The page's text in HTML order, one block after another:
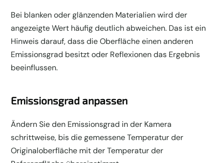
Bei blanken oder glänzenden Materialien wird der
angezeigte Wert häufig deutlich abweichen. Das ist ein
Hinweis darauf, dass die Oberfläche einen anderen
Emissionsgrad besitzt oder Reflexionen das Ergebnis
beeinflussen.
Emissionsgrad anpassen
Ändern Sie den Emissionsgrad in der Kamera
schrittweise, bis die gemessene Temperatur der
Originaloberfläche mit der Temperatur der